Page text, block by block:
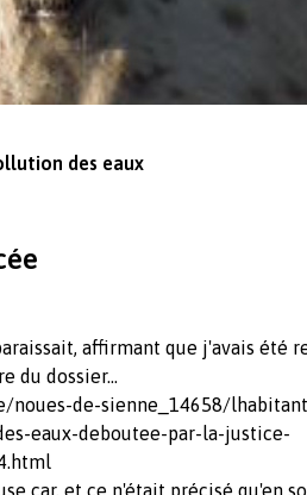
des eaux
affirmant que j'avais été
du dossier...
noues-de-sienne_14658/
eaux-deboutee-par-la-justice-
car, et ce n'était précisé qu'en